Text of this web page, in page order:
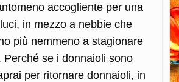
accogliente per una
in mezzo a nebbie che
più nemmeno a stagionare
Perché se i donnaioli sono
per ritornare donnaioli, in